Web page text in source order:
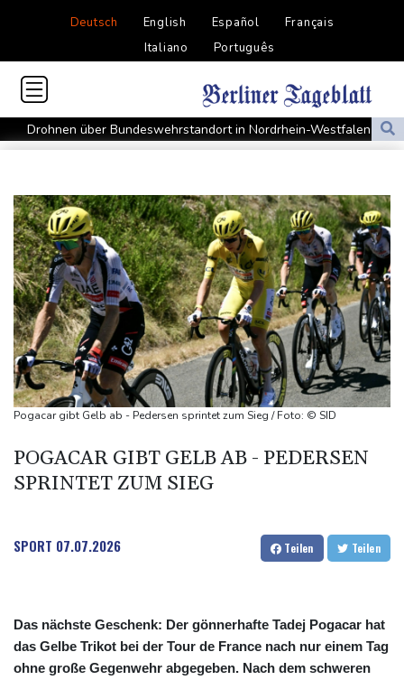
Deutsch English Español
Français
Italiano
Português
Drohnen über Bundeswehrstandort in Nordrhein-Westfalen
gesichtet
Baka als Staatschef
Schwimm-EM: Halbisch winkt und springt zu Bronze
Selenskyj: Ukraine hat praktisch keine intakten
Wärmekraftwerke mehr
Braunschweig nach Kantersieg in Magdeburg an der Spitze
Absteiger schlägt Aufsteiger: Heidenheim siegt turbulent
Aussetzung von Lkw-Fahrverbot: BUND kritisiert Maßnahme -
Industrie begrüßt sie
US-Senat bestätigt mit knapper Mehrheit Trumps umstrittenen
Schwimm-EM: Schmidbauer verliert Titel, Halbisch gewinnt
Bronze
Pogacar gibt Gelb ab - Pedersen sprintet zum Sieg / Foto: © SID
POGACAR GIBT GELB AB - PEDERSEN
SPRINTET ZUM SIEG
SPORT 07.07.2026 Teilen Teilen
Das nächste Geschenk: Der gönnerhafte Tadej Pogacar hat
das Gelbe Trikot bei der Tour de France nach nur einem Tag
ohne große Gegenwehr abgegeben. Nach dem schweren